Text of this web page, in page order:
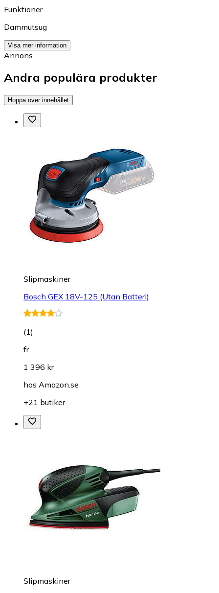
Funktioner
Dammutsug
Visa mer information
Annons
Andra populära produkter
Hoppa över innehållet
Slipmaskiner
Bosch GEX 18V-125 (Utan Batteri)
(1)
fr.
1 396 kr
hos Amazon.se
+21 butiker
Slipmaskiner